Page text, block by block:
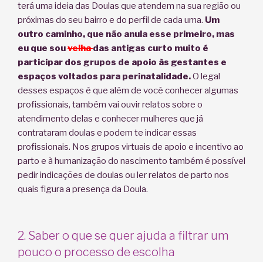
terá uma ideia das Doulas que atendem na sua região ou
próximas do seu bairro e do perfil de cada uma. Um
outro caminho, que não anula esse primeiro, mas
eu que souvelhadas antigas curto muito é
participar dos grupos de apoio às gestantes e
espaços voltados para perinatalidade.O legal
desses espaços é que além de você conhecer algumas
profissionais, também vai ouvir relatos sobre o
atendimento delas e conhecer mulheres que já
contrataram doulas e podem te indicar essas
profissionais. Nos grupos virtuais de apoio e incentivo ao
parto e à humanização do nascimento também é possível
pedir indicações de doulas ou ler relatos de parto nos
quais figura a presença da Doula.
2. Saber o que se quer ajuda a filtrar um
pouco o processo de escolha